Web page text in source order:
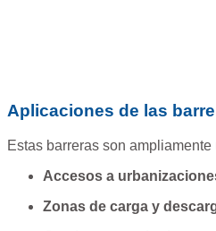
Aplicaciones de las
Estas barreras son
Accesos a
Zonas de carga y